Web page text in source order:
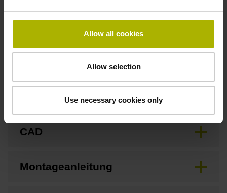
Allow all cookies
Allow selection
Use necessary cookies only
Downloads / CAD / Montage
Anschlussmaße
CAD
Montageanleitung